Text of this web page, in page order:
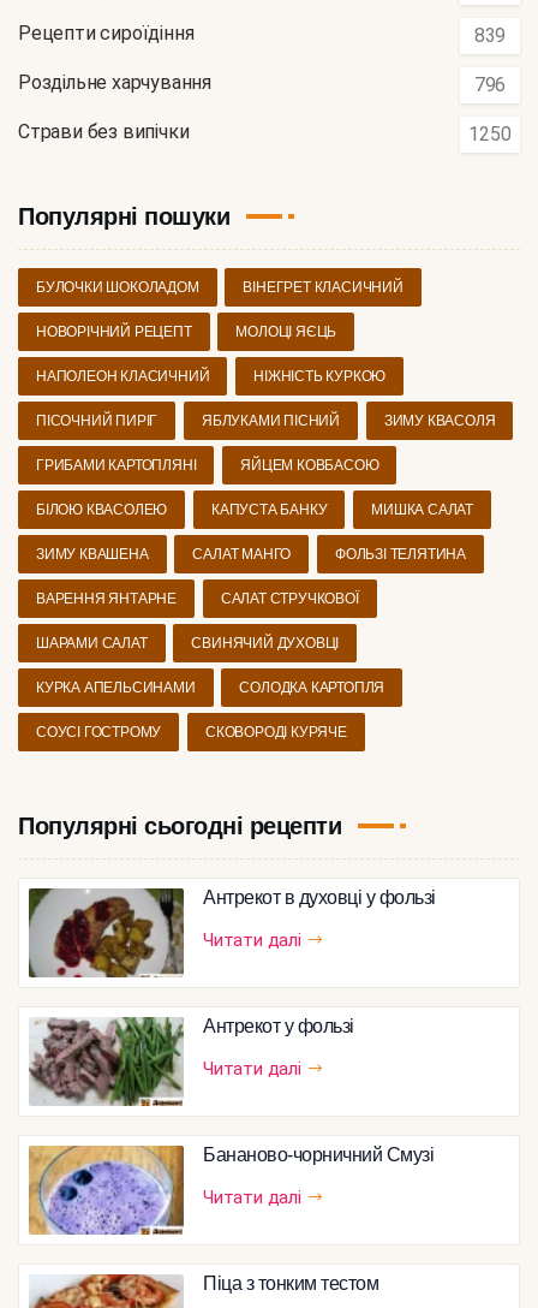
Рецепти сироїдіння 839
Роздільне харчування 796
Страви без випічки 1250
Популярні пошуки
БУЛОЧКИ ШОКОЛАДОМ ВІНЕГРЕТ КЛАСИЧНИЙ
НОВОРІЧНИЙ РЕЦЕПТ МОЛОЦІ ЯЄЦЬ
НАПОЛЕОН КЛАСИЧНИЙ НІЖНІСТЬ КУРКОЮ
ПІСОЧНИЙ ПИРІГ ЯБЛУКАМИ ПІСНИЙ ЗИМУ КВАСОЛЯ
ГРИБАМИ КАРТОПЛЯНІ ЯЙЦЕМ КОВБАСОЮ
БІЛОЮ КВАСОЛЕЮ КАПУСТА БАНКУ МИШКА САЛАТ
ЗИМУ КВАШЕНА САЛАТ МАНГО ФОЛЬЗІ ТЕЛЯТИНА
ВАРЕННЯ ЯНТАРНЕ САЛАТ СТРУЧКОВОЇ
ШАРАМИ САЛАТ СВИНЯЧИЙ ДУХОВЦІ
КУРКА АПЕЛЬСИНАМИ СОЛОДКА КАРТОПЛЯ
СОУСІ ГОСТРОМУ СКОВОРОДІ КУРЯЧЕ
Популярні сьогодні рецепти
Антрекот в духовці у фользі
Читати далі
Антрекот у фользі
Читати далі
Бананово-чорничний Смузі
Читати далі
Піца з тонким тестом